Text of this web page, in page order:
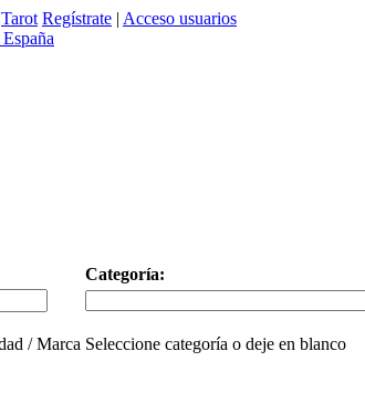
Tarot Regístrate | Acceso usuarios
Categoría:
/ Marca Seleccione categoría o deje en blanco